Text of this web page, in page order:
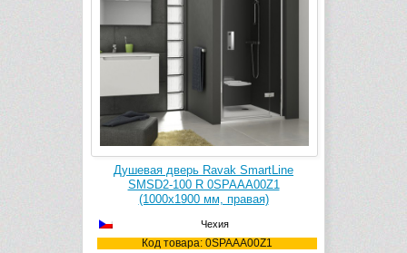
Душевая дверь Ravak SmartLine
SMSD2-100 R 0SPAAA00Z1
(1000х1900 мм, правая)
Чехия
Код товара: 0SPAAA00Z1